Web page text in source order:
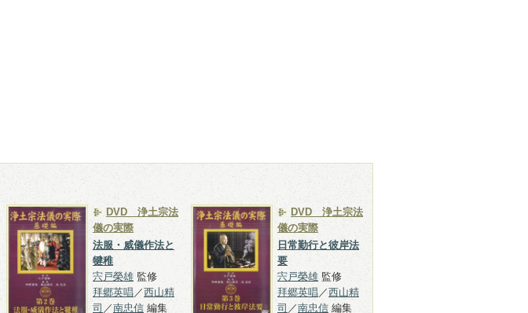
DVD 浄土宗法
儀の実際
法服・威儀作法と
犍稚
宍戸榮雄 監修
拜郷英唱 ／西山精
司 ／南忠信 編集
DVD 浄土宗法
儀の実際
日常勤行と彼岸法
要
宍戸榮雄 監修
拜郷英唱 ／西山精
司 ／南忠信 編集